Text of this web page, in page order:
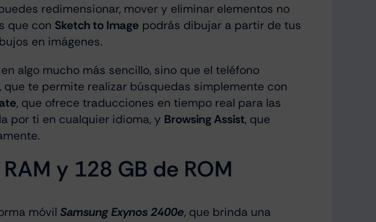
redimensionar, mover y eliminar elementos no
que con Sketch to Image podrás dibujar a partir de tus
en imágenes.
algo mucho más sencillo, sino que el teléfono
, que te permite realizar búsquedas simplemente con
, que ofrece traducciones en tiempo real para las
por ti en cualquier idioma, y Browsing Assist, que
y 128 GB de ROM
móvil Samsung Exynos 2400e, que brinda una